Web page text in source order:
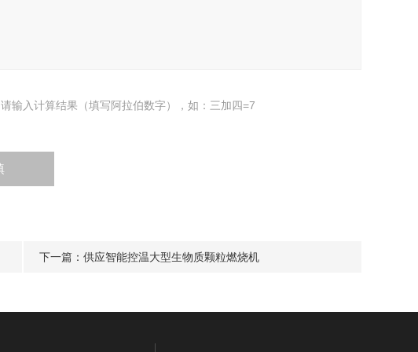
请输入计算结果（填写阿拉伯数字），如：三加四=7
下一篇： 供应智能控温大型生物质颗粒燃烧机